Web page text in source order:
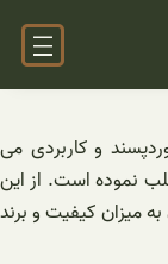
و کاربردی می
نموده است. از این
میزان کیفیت و برند